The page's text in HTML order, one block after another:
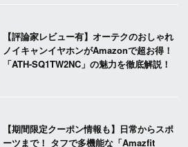
【評論家レビュー有】オーテクのおしゃれ
ノイキャンイヤホンがAmazonで超お得！
「ATH-SQ1TW2NC」の魅力を徹底解説！
【期間限定クーポン情報も】日常からスポ
ーツまで！ タフで多機能な「Amazfit